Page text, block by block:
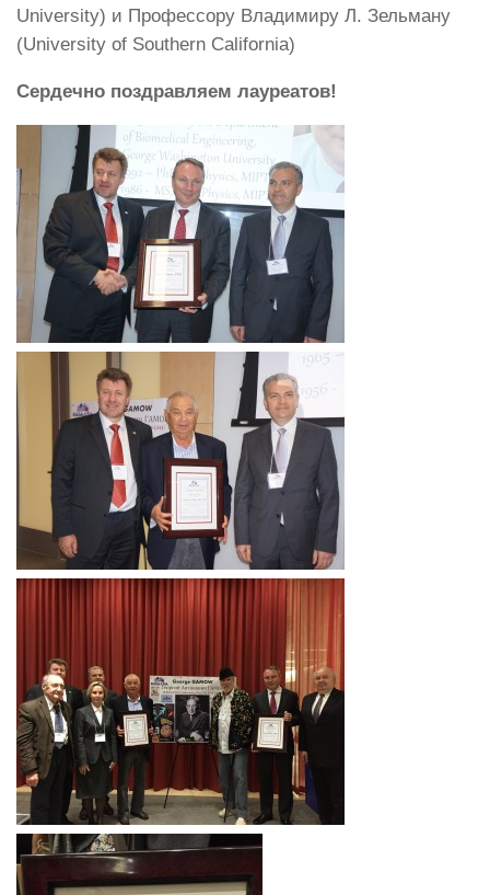
University) и Профессору Владимиру Л. Зельману
(University of Southern California)
Сердечно поздравляем лауреатов!